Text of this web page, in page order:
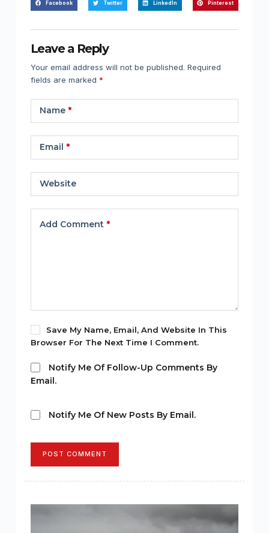
Facebook Twitter LinkedIn Pinterest
Leave a Reply
Your email address will not be published. Required
fields are marked *
Name*
Email *
Website
Add Comment *
Save My Name, Email, And Website In This
Browser For The Next Time I Comment.
Notify Me Of Follow-Up Comments By
Email.
Notify Me Of New Posts By Email.
POST COMMENT